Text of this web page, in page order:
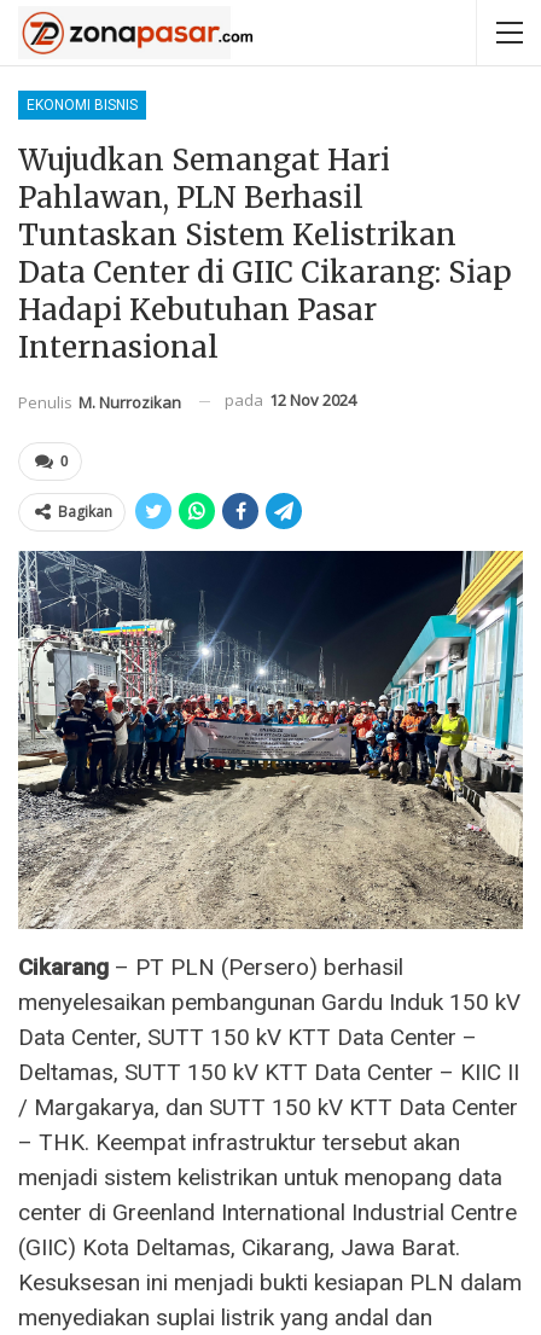
EKONOMI BISNIS
Wujudkan Semangat Hari
Pahlawan, PLN Berhasil
Tuntaskan Sistem Kelistrikan
Data Center di GIIC Cikarang: Siap
Hadapi Kebutuhan Pasar
Internasional
Penulis M. Nurrozikan pada 12 Nov 2024
0
Bagikan
Cikarang – PT PLN (Persero) berhasil
menyelesaikan pembangunan Gardu Induk 150 kV
Data Center, SUTT 150 kV KTT Data Center –
Deltamas, SUTT 150 kV KTT Data Center – KIIC II
/ Margakarya, dan SUTT 150 kV KTT Data Center
– THK. Keempat infrastruktur tersebut akan
menjadi sistem kelistrikan untuk menopang data
center di Greenland International Industrial Centre
(GIIC) Kota Deltamas, Cikarang, Jawa Barat.
Kesuksesan ini menjadi bukti kesiapan PLN dalam
menyediakan suplai listrik yang andal dan